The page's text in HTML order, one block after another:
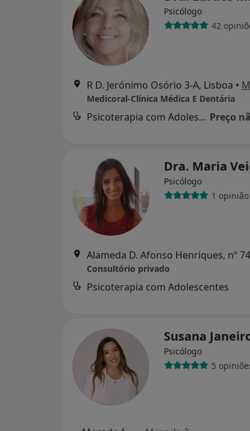
Psicólogo
42
R D. Jerónimo Osório 3-A, Lisboa •
Medicoral-Clínica Médica E Dentária
Psicoterapia com Adolescentes Preço
Dra. Maria
Psicólogo
1 opinião
Consultório privado
Psicoterapia com Adolescentes
Susana
Psicólogo
5